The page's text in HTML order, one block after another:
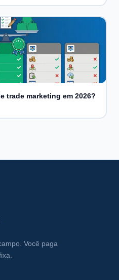
trade marketing em 2026?
Você paga